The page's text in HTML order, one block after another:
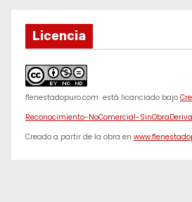
Licencia
f1enestadopuro.com está licanciado bajo
Reconocimiento-NoComercial-
Creado a partir de la obra en